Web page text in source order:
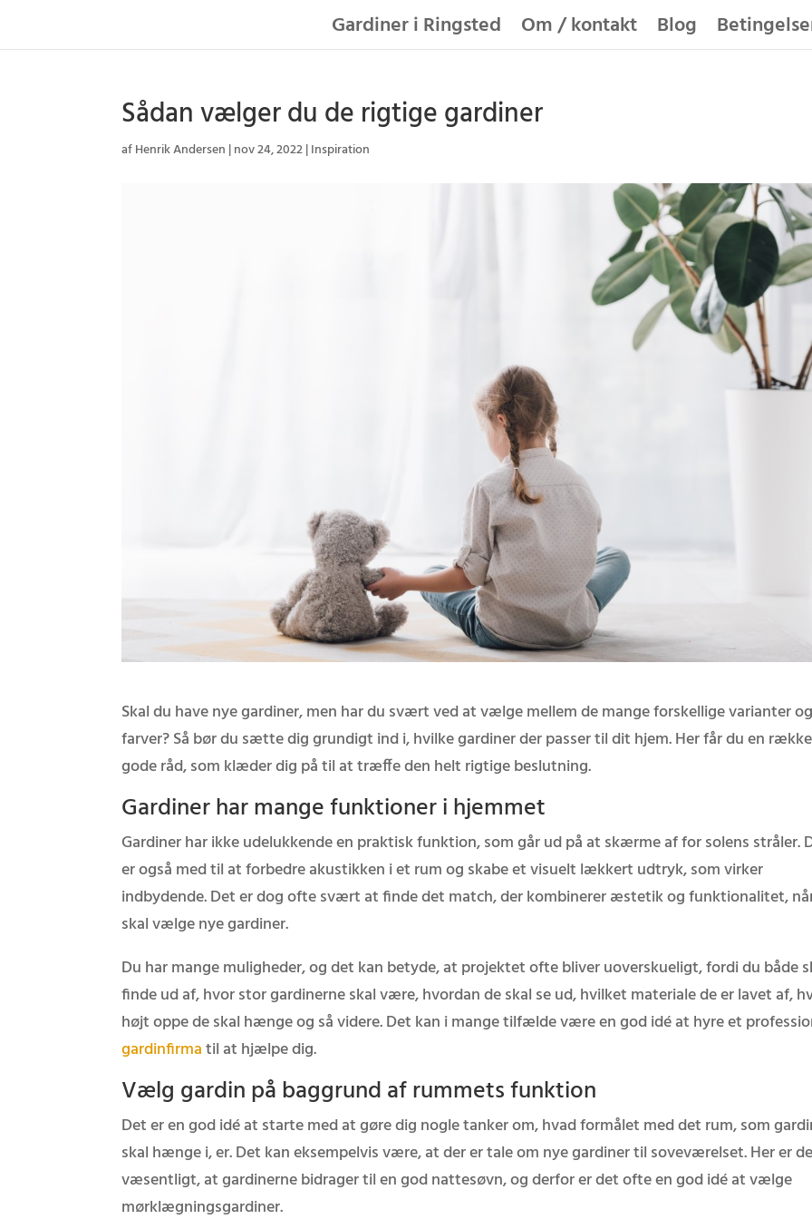
Gardiner i Ringsted Om / kontakt Blog
Sådan vælger du de rigtige gardiner
afHenrik Andersen |nov 24, 2022|Inspiration
Skal du have nye gardiner, men har du svært ved at vælge mellem de mange forskellige varianter
farver? Så bør du sætte dig grundigt ind i, hvilke gardiner der passer til dit hjem. Her får du en række
gode råd, som klæder dig på til at træffe den helt rigtige beslutning.
Gardiner har mange funktioner i hjemmet
Gardiner har ikke udelukkende en praktisk funktion, som går ud på at skærme af for solens stråler.
er også med til at forbedre akustikken i et rum og skabe et visuelt lækkert udtryk, som virker
indbydende. Det er dog ofte svært at finde det match, der kombinerer æstetik og funktionalitet,
skal vælge nye gardiner.
Du har mange muligheder, og det kan betyde, at projektet ofte bliver uoverskueligt, fordi du både
finde ud af, hvor stor gardinerne skal være, hvordan de skal se ud, hvilket materiale de er lavet af,
højt oppe de skal hænge og så videre. Det kan i mange tilfælde være en god idé at hyre et
gardinfirmatil at hjælpe dig.
Vælg gardin på baggrund af rummets funktion
Det er en god idé at starte med at gøre dig nogle tanker om, hvad formålet med det rum, som
skal hænge i, er. Det kan eksempelvis være, at der er tale om nye gardiner til soveværelset. Her er
væsentligt, at gardinerne bidrager til en god nattesøvn, og derfor er det ofte en god idé at vælge
mørklægningsgardiner.